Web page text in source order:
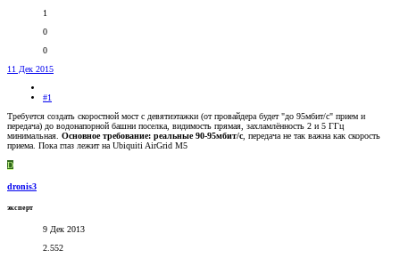
1
0
0
11 Дек 2015
#1
Требуется создать скоростной мост с девятиэтажки (от провайдера будет "до 95мбит/с" прием и
передача) до водонапорной башни поселка, видимость прямая, захламлённость 2 и 5 ГГц
минимальная. Основное требование: реальные 90-95мбит/с , передача не так важна как скорость
приема. Пока глаз лежит на Ubiquiti AirGrid M5
D
dronis3
эксперт
9 Дек 2013
2.552